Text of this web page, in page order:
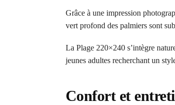
Grâce à une impression
vert profond des palmiers sont
La Plage 220×240 s’intègre
jeunes adultes recherchant un
Confort et